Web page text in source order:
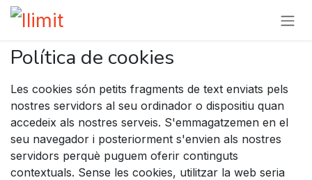
Skip to Content
Política de cookies
Les cookies són petits fragments de text enviats pels
nostres servidors al seu ordinador o dispositiu quan
accedeix als nostres serveis. S'emmagatzemen en el
seu navegador i posteriorment s'envien als nostres
servidors perquè puguem oferir continguts
contextuals. Sense les cookies, utilitzar la web seria